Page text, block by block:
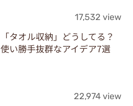
17,532 view
「タオル収納」どうしてる？
使い勝手抜群なアイデア7選
22,974 view